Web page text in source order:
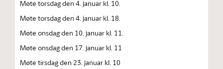
Møte torsdag den 4. januar kl. 10.
Møte torsdag den 4. januar kl. 18.
Møte onsdag den 10. januar kl. 11.
Møte onsdag den 17. januar kl. 11
Møte tirsdag den 23. januar kl. 10